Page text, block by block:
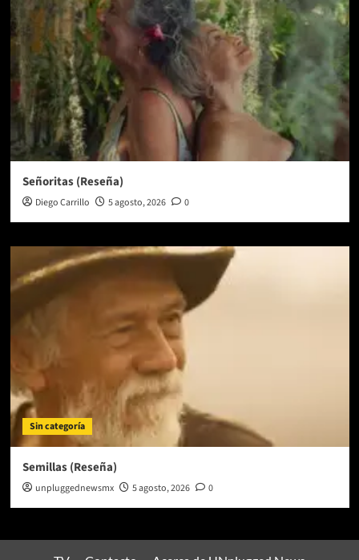
Señoritas (Reseña)
Diego Carrillo 5 agosto, 2026 0
Sin categoría
Semillas (Reseña)
unpluggednewsmx 5 agosto, 2026 0